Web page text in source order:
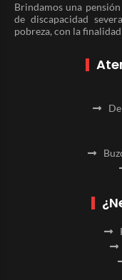
Brindamos una
de discapacidad
pobreza, con la